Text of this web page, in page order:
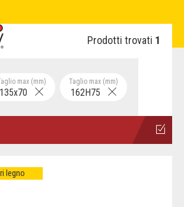
Prodotti trovati 1
Taglio max (mm)
162H75
max (mm)
135x70
legno